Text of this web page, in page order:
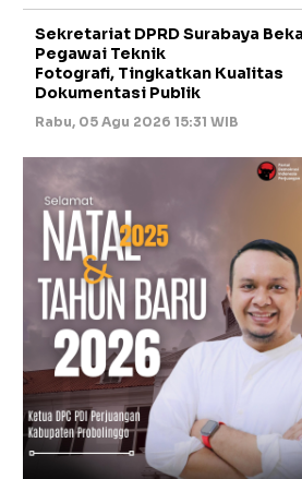
Sekretariat DPRD Surabaya
Pegawai Teknik
Fotografi, Tingkatkan Kualitas
Dokumentasi Publik
Rabu, 05 Agu 2026 15:31 WIB